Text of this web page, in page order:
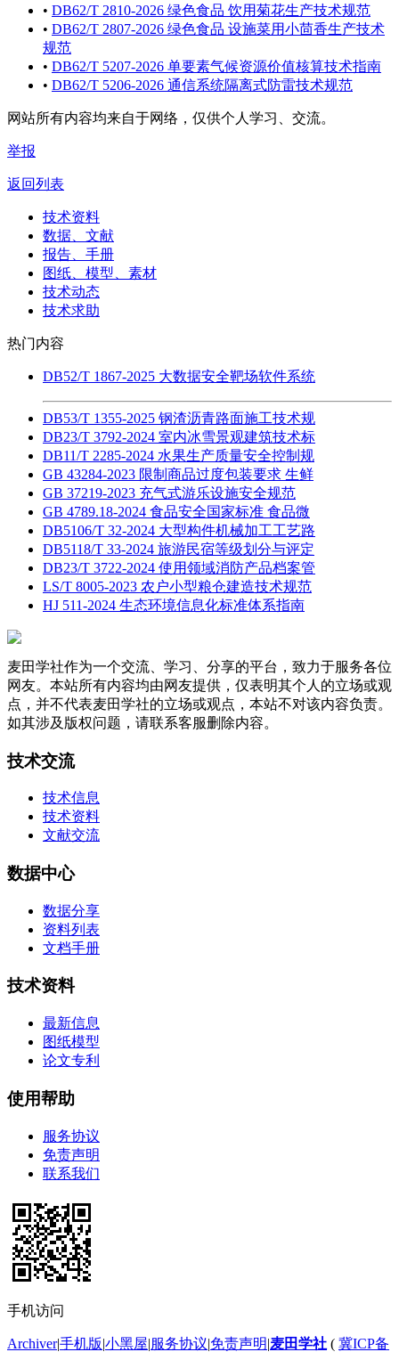
• DB62/T 2810-2026 绿色食品 饮用菊花生产技术规范
• DB62/T 2807-2026 绿色食品 设施菜用小茴香生产技术
规范
• DB62/T 5207-2026 单要素气候资源价值核算技术指南
• DB62/T 5206-2026 通信系统隔离式防雷技术规范
网站所有内容均来自于网络，仅供个人学习、交流。
举报
返回列表
技术资料
数据、文献
报告、手册
图纸、模型、素材
技术动态
技术求助
热门内容
DB52/T 1867-2025 大数据安全靶场软件系统
DB53/T 1355-2025 钢渣沥青路面施工技术规
DB23/T 3792-2024 室内冰雪景观建筑技术标
DB11/T 2285-2024 水果生产质量安全控制规
GB 43284-2023 限制商品过度包装要求 生鲜
GB 37219-2023 充气式游乐设施安全规范
GB 4789.18-2024 食品安全国家标准 食品微
DB5106/T 32-2024 大型构件机械加工工艺路
DB5118/T 33-2024 旅游民宿等级划分与评定
DB23/T 3722-2024 使用领域消防产品档案管
LS/T 8005-2023 农户小型粮仓建造技术规范
HJ 511-2024 生态环境信息化标准体系指南
麦田学社作为一个交流、学习、分享的平台，致力于服务各位
网友。本站所有内容均由网友提供，仅表明其个人的立场或观
点，并不代表麦田学社的立场或观点，本站不对该内容负责。
如其涉及版权问题，请联系客服删除内容。
技术交流
技术信息
技术资料
文献交流
数据中心
数据分享
资料列表
文档手册
技术资料
最新信息
图纸模型
论文专利
使用帮助
服务协议
免责声明
联系我们
手机访问
Archiver|手机版|小黑屋|服务协议|免责声明|麦田学社 ( 冀ICP备